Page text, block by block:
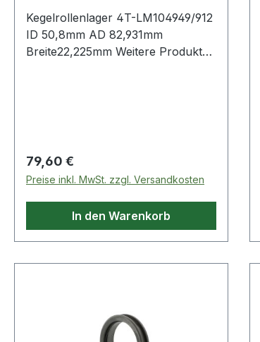
Kegelrollenlager 4T-LM104949/912
ID 50,8mm AD 82,931mm
Breite22,225mm Weitere Produkte
Regulärer Preis:
79,60 €
Preise inkl. MwSt. zzgl. Versandkosten
In den Warenkorb